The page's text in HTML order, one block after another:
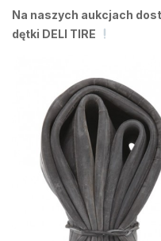
Na naszych aukcjach
dętki DELI TIRE